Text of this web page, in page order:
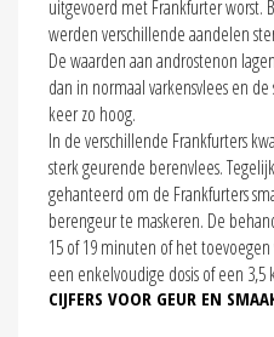
uitgevoerd met Frankfurter worst.
werden verschillende aandelen
De waarden aan androstenon
dan in normaal varkensvlees en
keer zo hoog.
In de verschillende Frankfurters
sterk geurende berenvlees.
gehanteerd om de Frankfurters
berengeur te maskeren. De
15 of 19 minuten of het
een enkelvoudige dosis of een 3,5
CIJFERS VOOR GEUR EN